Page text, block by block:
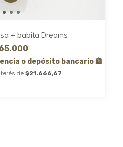
+ babita Dreams
o depósito bancario 🏦
de $21.666,67